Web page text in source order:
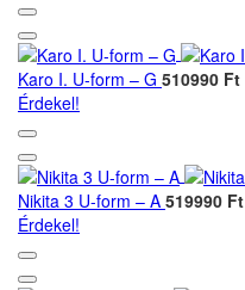
Karo I. U-form – G 510990 Ft
Érdekel!
Nikita 3 U-form – A 519990 Ft
Érdekel!